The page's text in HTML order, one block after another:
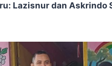
Lazisnur dan Askrindo